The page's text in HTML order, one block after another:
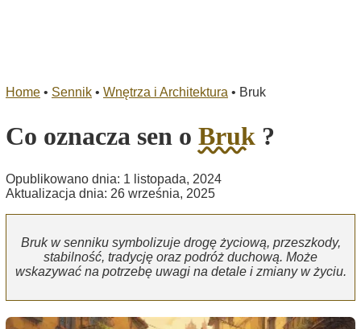
Home • Sennik • Wnętrza i Architektura • Bruk
Co oznacza sen o Bruk ?
Opublikowano dnia: 1 listopada, 2024
Aktualizacja dnia: 26 września, 2025
Bruk w senniku symbolizuje drogę życiową, przeszkody,
stabilność, tradycję oraz podróż duchową. Może
wskazywać na potrzebę uwagi na detale i zmiany w życiu.